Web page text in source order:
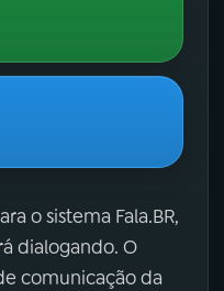
o sistema Fala.BR,
dialogando. O
comunicação da